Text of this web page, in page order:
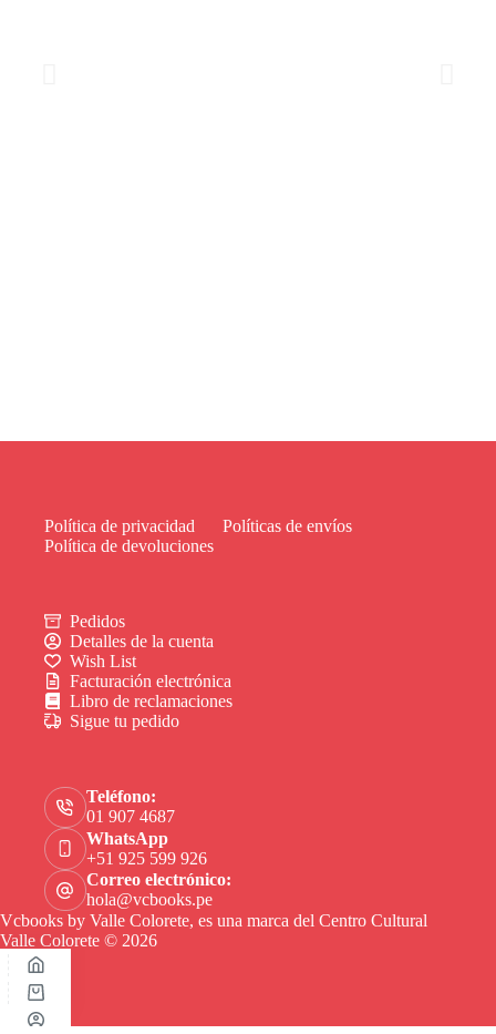
Política de privacidad
Políticas de envíos
Política de devoluciones
Pedidos
Detalles de la cuenta
Wish List
Facturación electrónica
Libro de reclamaciones
Sigue tu pedido
Teléfono:
01 907 4687
WhatsApp
+51 925 599 926
Correo electrónico:
hola@vcbooks.pe
Vcbooks by Valle Colorete, es una marca del Centro Cultural
Valle Colorete © 2026